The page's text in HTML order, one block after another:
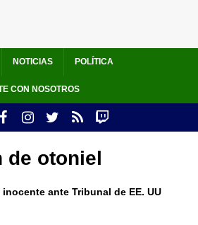
NOTICIAS POLÍTICA
CON NOSOTROS
otoniel
inocente ante Tribunal de EE. UU